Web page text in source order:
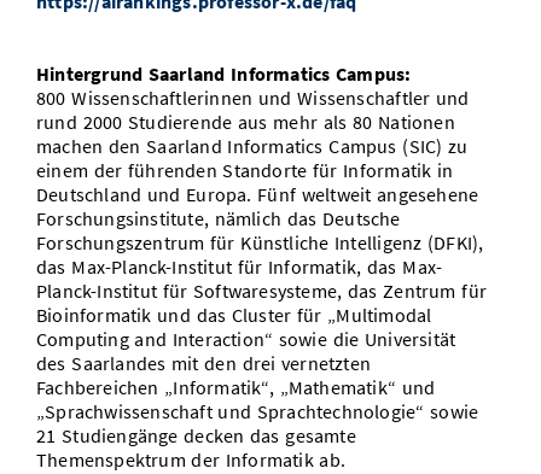
Hintergrund Saarland Informatics Campus:
800 Wissenschaftlerinnen und Wissenschaftler und
rund 2000 Studierende aus mehr als 80 Nationen
machen den Saarland Informatics Campus (SIC) zu
einem der führenden Standorte für Informatik in
Deutschland und Europa. Fünf weltweit angesehene
Forschungsinstitute, nämlich das Deutsche
Forschungszentrum für Künstliche Intelligenz (DFKI),
das Max-Planck-Institut für Informatik, das Max-
Planck-Institut für Softwaresysteme, das Zentrum für
Bioinformatik und das Cluster für „Multimodal
Computing and Interaction“ sowie die Universität
des Saarlandes mit den drei vernetzten
Fachbereichen „Informatik“, „Mathematik“ und
„Sprachwissenschaft und Sprachtechnologie“ sowie
21 Studiengänge decken das gesamte
Themenspektrum der Informatik ab.